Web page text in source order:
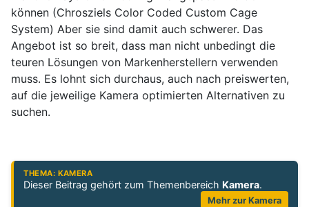
können (Chrosziels Color Coded Custom Cage
System) Aber sie sind damit auch schwerer. Das
Angebot ist so breit, dass man nicht unbedingt die
teuren Lösungen von Markenherstellern verwenden
muss. Es lohnt sich durchaus, auch nach preiswerten,
auf die jeweilige Kamera optimierten Alternativen zu
suchen.
THEMA: KAMERA
Dieser Beitrag gehört zum Themenbereich Kamera.
Mehr zur Kamera